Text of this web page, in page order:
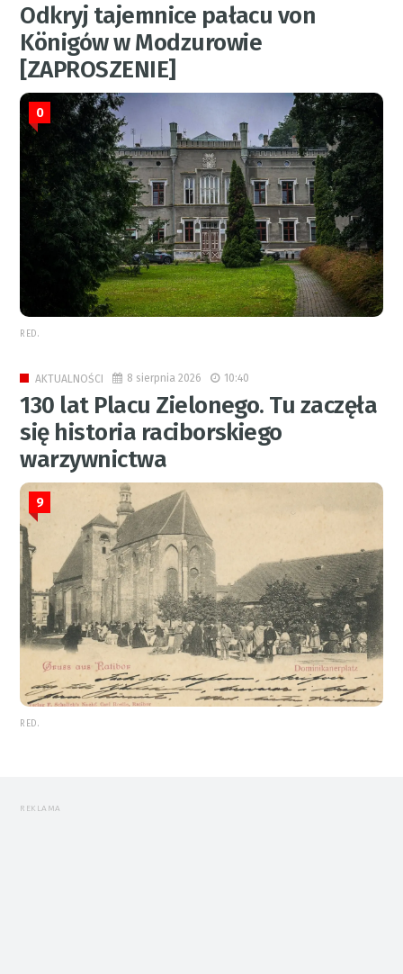
Odkryj tajemnice pałacu von
Königów w Modzurowie
[ZAPROSZENIE]
0
RED.
AKTUALNOŚCI 8 sierpnia 2026 10:40
130 lat Placu Zielonego. Tu zaczęła
się historia raciborskiego
warzywnictwa
9
RED.
REKLAMA